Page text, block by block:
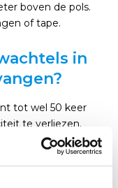
boven de pols.
of tape.
in
tot wel 50 keer
te verliezen.
rekbare
elke zes